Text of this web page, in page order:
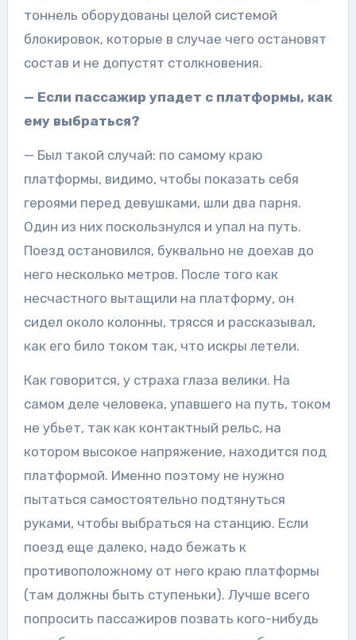
тоннель оборудованы целой системой
блокировок, которые в случае чего остановят
состав и не допустят столкновения.
— Если пассажир упадет с платформы, как
ему выбраться?
— Был такой случай: по самому краю
платформы, видимо, чтобы показать себя
героями перед девушками, шли два парня.
Один из них поскользнулся и упал на путь.
Поезд остановился, буквально не доехав до
него несколько метров. После того как
несчастного вытащили на платформу, он
сидел около колонны, трясся и рассказывал,
как его било током так, что искры летели.
Как говорится, у страха глаза велики. На
самом деле человека, упавшего на путь, током
не убьет, так как контактный рельс, на
котором высокое напряжение, находится под
платформой. Именно поэтому не нужно
пытаться самостоятельно подтянуться
руками, чтобы выбраться на станцию. Если
поезд еще далеко, надо бежать к
противоположному от него краю платформы
(там должны быть ступеньки). Лучше всего
попросить пассажиров позвать кого-нибудь